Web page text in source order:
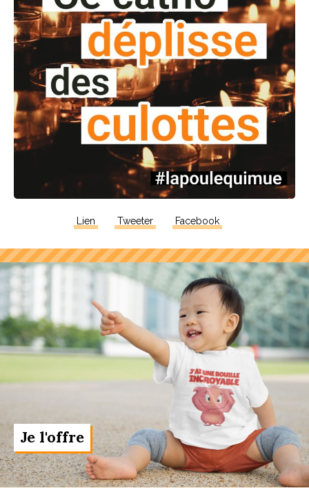
Lien Tweeter Facebook
Je l'offre